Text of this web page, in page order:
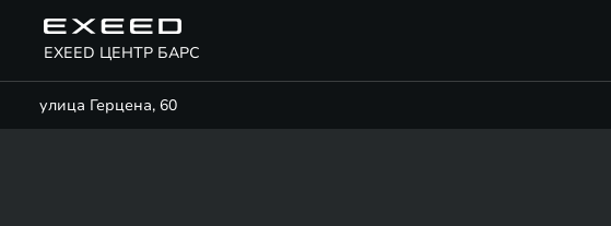
EXEED ЦЕНТР БАРС
улица Герцена, 60